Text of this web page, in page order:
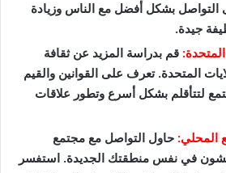
بشكل أفضل مع الناس وزيادة
جيدة.
قم بدراسة المزيد عن ثقافة
المتحدة. تعرف على القوانين والقيم
لتتأقلم بشكل أسرع وتطور علاقات
المحلي: حاول التواصل مع مجتمع
في نفس منطقتك الجديدة. استفسر